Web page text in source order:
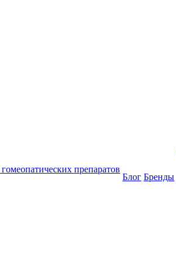
препаратов
Блог Бренды